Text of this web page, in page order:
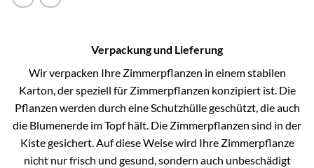
Verpackung und Lieferung
Wir verpacken Ihre Zimmerpflanzen in einem stabilen
Karton, der speziell für Zimmerpflanzen konzipiert ist. Die
Pflanzen werden durch eine Schutzhülle geschützt, die auch
die Blumenerde im Topf hält. Die Zimmerpflanzen sind in der
Kiste gesichert. Auf diese Weise wird Ihre Zimmerpflanze
nicht nur frisch und gesund, sondern auch unbeschädigt